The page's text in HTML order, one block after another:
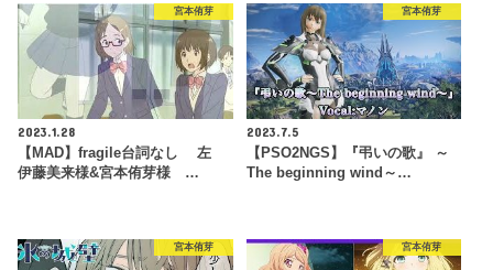
宮本侑芽
2023.1.28
【MAD】fragile台詞なし 左
伊藤美来様&宮本侑芽様 …
宮本侑芽
2023.7.5
【PSO2NGS】『弔いの歌』 ～
The beginning wind～…
宮本侑芽 宮本侑芽